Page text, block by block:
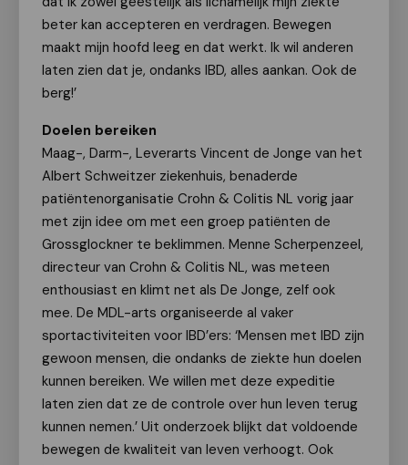
beter kan accepteren en verdragen. Bewegen
maakt mijn hoofd leeg en dat werkt. Ik wil anderen
laten zien dat je, ondanks IBD, alles aankan. Ook de
berg!’
Doelen bereiken
Maag-, Darm-, Leverarts Vincent de Jonge van het
Albert Schweitzer ziekenhuis, benaderde
patiëntenorganisatie Crohn & Colitis NL vorig jaar
met zijn idee om met een groep patiënten de
Grossglockner te beklimmen. Menne Scherpenzeel,
directeur van Crohn & Colitis NL, was meteen
enthousiast en klimt net als De Jonge, zelf ook
mee. De MDL-arts organiseerde al vaker
sportactiviteiten voor IBD’ers: ‘Mensen met IBD zijn
gewoon mensen, die ondanks de ziekte hun doelen
kunnen bereiken. We willen met deze expeditie
laten zien dat ze de controle over hun leven terug
kunnen nemen.’ Uit onderzoek blijkt dat voldoende
bewegen de kwaliteit van leven verhoogt. Ook